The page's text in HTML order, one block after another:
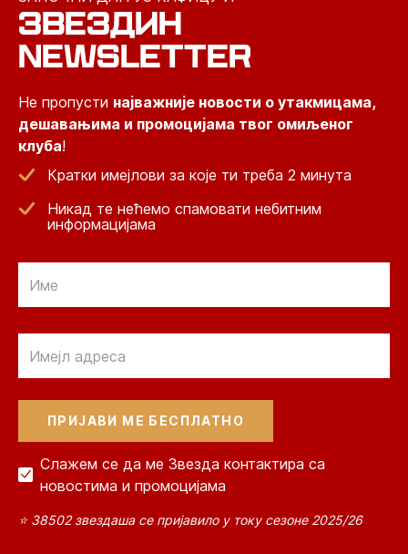
ЗВЕЗДИН
NEWSLETTER
Не пропусти најважније новости о утакмицама,
дешавањима и промоцијама твог омиљеног
клуба!
Кратки имејлови за које ти треба 2 минута
Никад те нећемо спамовати небитним
информацијама
Слажем се да ме Звезда контактира са
новостима и промоцијама
⭐ 38502 звездаша се пријавило у току сезоне 2025/26